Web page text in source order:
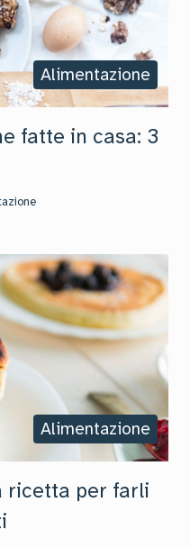
Alimentazione
fatte in casa: 3
Alimentazione
ricetta per farli